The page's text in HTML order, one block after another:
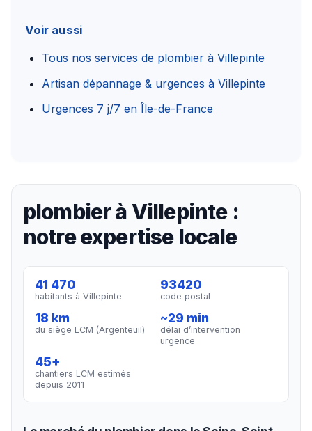
Voir aussi
Tous nos services de plombier à Villepinte
Artisan dépannage & urgences à Villepinte
Urgences 7 j/7 en Île-de-France
plombier à Villepinte :
notre expertise locale
41 470
habitants à Villepinte
93420
code postal
18 km
du siège LCM (Argenteuil)
~29 min
délai d’intervention
urgence
45+
chantiers LCM estimés
depuis 2011